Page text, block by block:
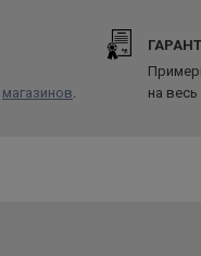
магазинов.
на